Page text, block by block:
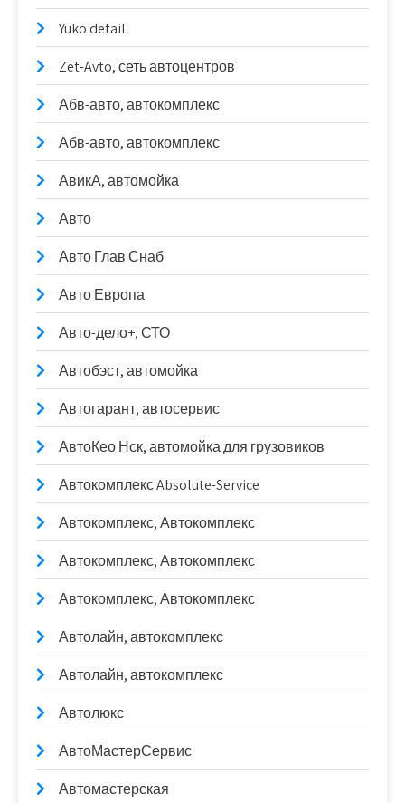
Yuko detail
Zet-Avto, сеть автоцентров
Абв-авто, автокомплекс
Абв-авто, автокомплекс
АвикА, автомойка
Авто
Авто Глав Снаб
Авто Европа
Авто-дело+, СТО
Автобэст, автомойка
Автогарант, автосервис
АвтоКео Нск, автомойка для грузовиков
Автокомплекс Absolute-Service
Автокомплекс, Автокомплекс
Автокомплекс, Автокомплекс
Автокомплекс, Автокомплекс
Автолайн, автокомплекс
Автолайн, автокомплекс
Автолюкс
АвтоМастерСервис
Автомастерская